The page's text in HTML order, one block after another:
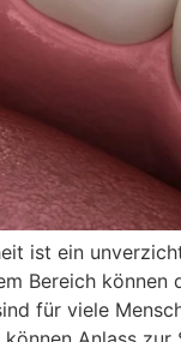
ist ein
Bereich
für viele